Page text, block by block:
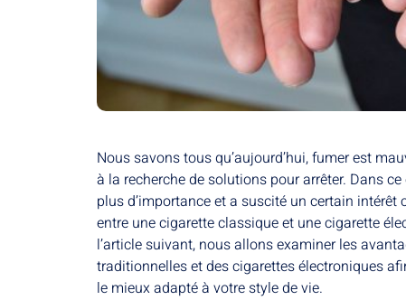
Nous savons tous qu’aujourd’hui, fumer est
à la recherche de solutions pour arrêter. Dans
plus d’importance et a suscité un certain
entre une cigarette classique et une cigarette
l’article suivant, nous allons examiner les
traditionnelles et des cigarettes électroniques
le mieux adapté à votre style de vie.